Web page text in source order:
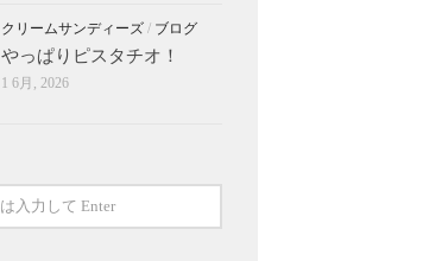
クリームサンディーズ / ブログ
やっぱりピスタチオ！
1 6月, 2026